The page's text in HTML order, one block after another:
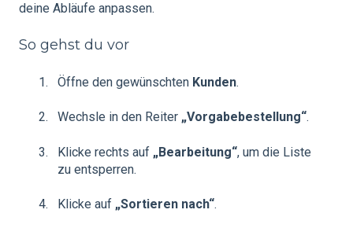
deine Abläufe anpassen.
So gehst du vor
Öffne den gewünschten Kunden.
Wechsle in den Reiter „Vorgabebestellung“.
Klicke rechts auf „Bearbeitung“, um die Liste
zu entsperren.
Klicke auf „Sortieren nach“.